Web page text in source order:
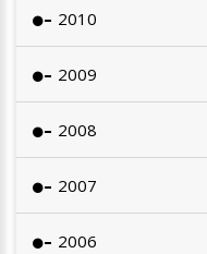
2010
2009
2008
2007
2006